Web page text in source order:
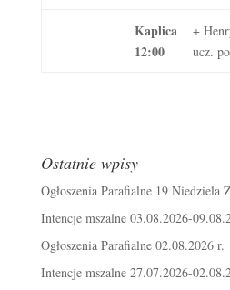
Kaplica
12:00
+
ucz.
Ostatnie wpisy
Ogłoszenia Parafialne 19 Niedziela
Intencje mszalne 03.08.2026-
Ogłoszenia Parafialne 02.08.2026 r.
Intencje mszalne 27.07.2026-